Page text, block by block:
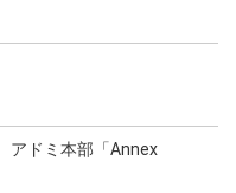
ドミ本部「Annex